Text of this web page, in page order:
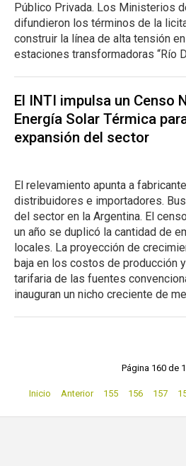
Público Privada. Los Ministerios
difundieron los términos de la
construir la línea de alta tensión
estaciones transformadoras “Río
El INTI impulsa un Censo
Energía Solar Térmica
expansión del sector
El relevamiento apunta a
distribuidores e importadores.
del sector en la Argentina. El
un año se duplicó la cantidad de
locales. La proyección de
baja en los costos de producción
tarifaria de las fuentes
inauguran un nicho creciente de
Página 160 de
Inicio Anterior 155 156 157